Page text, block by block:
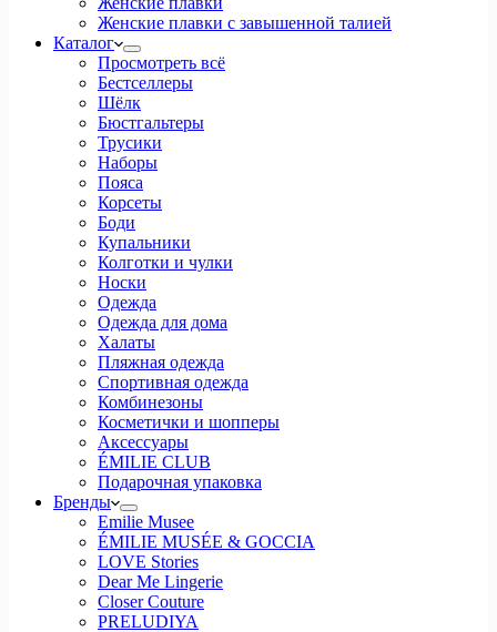
Женские плавки с завышенной талией
Каталог
Просмотреть всё
Бестселлеры
Шёлк
Бюстгальтеры
Трусики
Наборы
Пояса
Корсеты
Боди
Купальники
Колготки и чулки
Носки
Одежда
Одежда для дома
Халаты
Пляжная одежда
Спортивная одежда
Комбинезоны
Косметички и шопперы
Аксессуары
ÉMILIE CLUB
Подарочная упаковка
Бренды
Emilie Musee
ÉMILIE MUSÉE & GOCCIA
LOVE Stories
Dear Me Lingerie
Closer Couture
PRELUDIYA